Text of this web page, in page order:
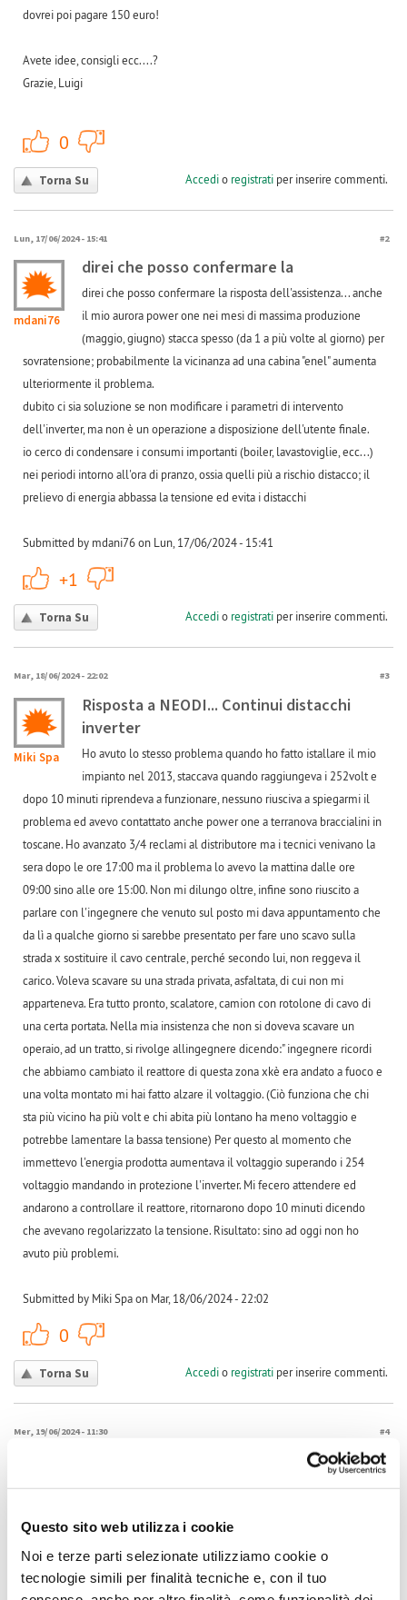
Questo sito web utilizza i cookie
Noi e terze parti selezionate utilizziamo cookie o
tecnologie simili per finalità tecniche e, con il tuo
dovrei poi pagare 150 euro!
Avete idee, consigli ecc....?
Grazie, Luigi
0
Torna Su Accedio registratiper inserire commenti.
Lun, 17/06/2024 - 15:41 #2
mdani76
direi che posso confermare la
direi che posso confermare la risposta dell'assistenza... anche
il mio aurora power one nei mesi di massima produzione
(maggio, giugno) stacca spesso (da 1 a più volte al giorno) per
sovratensione; probabilmente la vicinanza ad una cabina "enel" aumenta
ulteriormente il problema.
dubito ci sia soluzione se non modificare i parametri di intervento
dell'inverter, ma non è un operazione a disposizione dell'utente finale.
io cerco di condensare i consumi importanti (boiler, lavastoviglie, ecc...)
nei periodi intorno all'ora di pranzo, ossia quelli più a rischio distacco; il
prelievo di energia abbassa la tensione ed evita i distacchi
Submitted by mdani76 on Lun, 17/06/2024 - 15:41
+1
Torna Su Accedio registratiper inserire commenti.
Mar, 18/06/2024 - 22:02 #3
Miki Spa
Risposta a NEODI... Continui distacchi
inverter
Ho avuto lo stesso problema quando ho fatto istallare il mio
impianto nel 2013, staccava quando raggiungeva i 252volt e
dopo 10 minuti riprendeva a funzionare, nessuno riusciva a spiegarmi il
problema ed avevo contattato anche power one a terranova braccialini in
toscane. Ho avanzato 3/4 reclami al distributore ma i tecnici venivano la
sera dopo le ore 17:00 ma il problema lo avevo la mattina dalle ore
09:00 sino alle ore 15:00. Non mi dilungo oltre, infine sono riuscito a
parlare con l'ingegnere che venuto sul posto mi dava appuntamento che
da lì a qualche giorno si sarebbe presentato per fare uno scavo sulla
strada x sostituire il cavo centrale, perché secondo lui, non reggeva il
carico. Voleva scavare su una strada privata, asfaltata, di cui non mi
apparteneva. Era tutto pronto, scalatore, camion con rotolone di cavo di
una certa portata. Nella mia insistenza che non si doveva scavare un
operaio, ad un tratto, si rivolge allingegnere dicendo:" ingegnere ricordi
che abbiamo cambiato il reattore di questa zona xkè era andato a fuoco e
una volta montato mi hai fatto alzare il voltaggio. (Ciò funziona che chi
sta più vicino ha più volt e chi abita più lontano ha meno voltaggio e
potrebbe lamentare la bassa tensione) Per questo al momento che
immettevo l'energia prodotta aumentava il voltaggio superando i 254
voltaggio mandando in protezione l'inverter. Mi fecero attendere ed
andarono a controllare il reattore, ritornarono dopo 10 minuti dicendo
che avevano regolarizzato la tensione. Risultato: sino ad oggi non ho
avuto più problemi.
Submitted by Miki Spa on Mar, 18/06/2024 - 22:02
0
Torna Su Accedio registratiper inserire commenti.
Mer, 19/06/2024 - 11:30 #4
Esatto ,è successo a me,..pagato dopo verifica, i valori
Submitted by Ettorevuono on Mer, 19/06/2024 - 11:30
+1
0 -1